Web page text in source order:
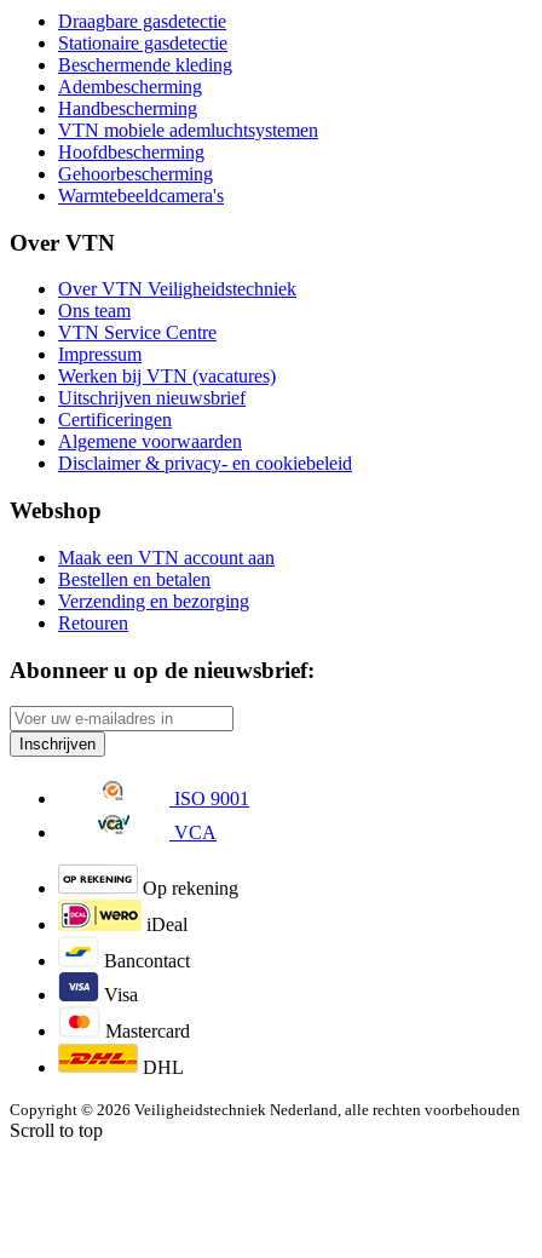
Draagbare gasdetectie
Stationaire gasdetectie
Beschermende kleding
Adembescherming
Handbescherming
VTN mobiele ademluchtsystemen
Hoofdbescherming
Gehoorbescherming
Warmtebeeldcamera's
Over VTN
Over VTN Veiligheidstechniek
Ons team
VTN Service Centre
Impressum
Werken bij VTN (vacatures)
Uitschrijven nieuwsbrief
Certificeringen
Algemene voorwaarden
Disclaimer & privacy- en cookiebeleid
Webshop
Maak een VTN account aan
Bestellen en betalen
Verzending en bezorging
Retouren
Abonneer u op de nieuwsbrief:
Inschrijven
ISO 9001
VCA
Op rekening
iDeal
Bancontact
Visa
Mastercard
DHL
Copyright © 2026 Veiligheidstechniek Nederland, alle rechten voorbehouden
Scroll to top